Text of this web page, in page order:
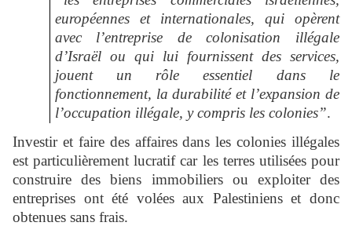
européennes et internationales, qui opèrent
avec l’entreprise de colonisation illégale
d’Israël ou qui lui fournissent des services,
jouent un rôle essentiel dans le
fonctionnement, la durabilité et l’expansion de
l’occupation illégale, y compris les colonies”.
Investir et faire des affaires dans les colonies illégales
est particulièrement lucratif car les terres utilisées pour
construire des biens immobiliers ou exploiter des
entreprises ont été volées aux Palestiniens et donc
obtenues sans frais.